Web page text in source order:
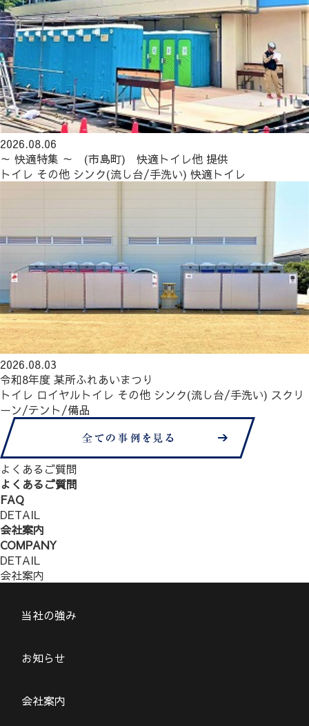
2026.08.06
～ 快適特集 ～ (市島町) 快適トイレ他 提供
トイレ その他 シンク(流し台/手洗い) 快適トイレ
2026.08.03
令和8年度 某所ふれあいまつり
トイレ ロイヤルトイレ その他 シンク(流し台/手洗い) スクリ
ーン/テント/備品
よくあるご質問
よくあるご質問
FAQ
DETAIL
会社案内
COMPANY
DETAIL
会社案内
当社の強み
お知らせ
会社案内